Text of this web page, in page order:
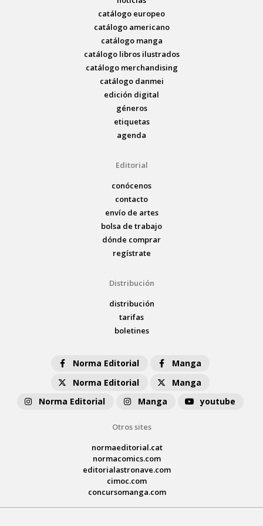
catálogo europeo
catálogo americano
catálogo manga
catálogo libros ilustrados
catálogo merchandising
catálogo danmei
edición digital
géneros
etiquetas
agenda
Editorial
conócenos
contacto
envío de artes
bolsa de trabajo
dónde comprar
regístrate
Distribución
distribución
tarifas
boletines
Norma Editorial
Manga
Norma Editorial
Manga
Norma Editorial
Manga youtube
Otros sites
normaeditorial.cat
normacomics.com
editorialastronave.com
cimoc.com
concursomanga.com